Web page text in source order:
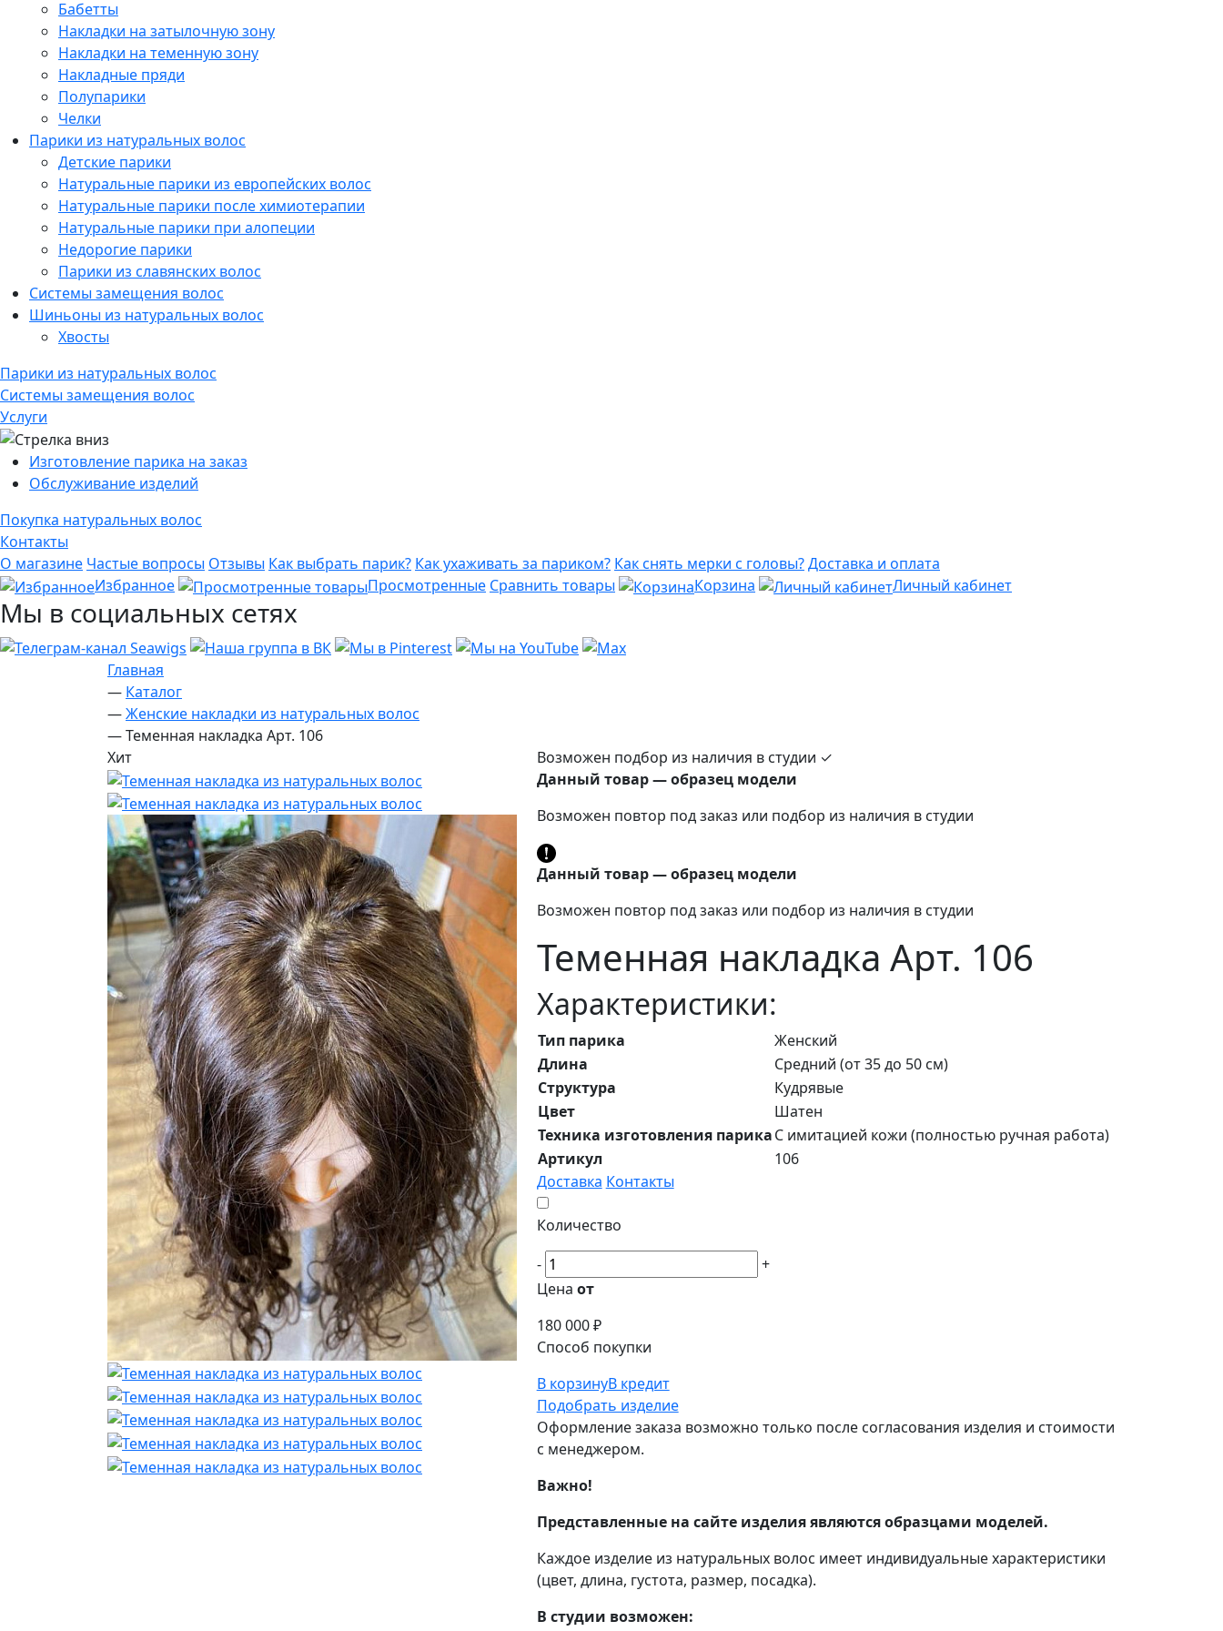
Бабетты
Накладки на затылочную зону
Накладки на теменную зону
Накладные пряди
Полупарики
Челки
Парики из натуральных волос
Детские парики
Натуральные парики из европейских волос
Натуральные парики после химиотерапии
Натуральные парики при алопеции
Недорогие парики
Парики из славянских волос
Системы замещения волос
Шиньоны из натуральных волос
Хвосты
Парики из натуральных волос
Системы замещения волос
Услуги
Изготовление парика на заказ
Обслуживание изделий
Покупка натуральных волос
Контакты
О магазине Частые вопросы Отзывы Как выбрать парик? Как ухаживать за париком? Как снять мерки с головы?Доставка и оплата
Избранное
Просмотренные Сравнить товары Корзина Личный кабинет
Мы в социальных сетях
Главная
— Каталог
—Женские накладки из натуральных волос
—Теменная накладка Арт. 106
Хит
Возможен подбор из наличия в студии ✓
Данный товар — образец модели
Возможен повтор под заказ или подбор из наличия в студии
Данный товар — образец модели
Возможен повтор под заказ или подбор из наличия в студии
Теменная накладка Арт. 106
Характеристики:
Тип парика
Женский
Длина
Средний (от 35 до 50 см)
Структура
Кудрявые
Цвет
Шатен
Техника изготовления парикаС имитацией кожи (полностью ручная работа)
Артикул
106
Доставка Контакты
Количество
-
+
Цена от
180 000 ₽
Способ покупки
В корзинуВ кредит
Подобрать изделие
Оформление заказа возможно только после согласования изделия и стоимости
с менеджером.
Важно!
Представленные на сайте изделия являются образцами моделей.
Каждое изделие из натуральных волос имеет индивидуальные характеристики
(цвет, длина, густота, размер, посадка).
В студии возможен: